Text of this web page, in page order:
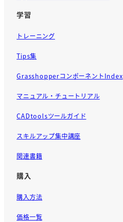
学習
トレーニング
Tips集
GrasshopperコンポーネントIndex
マニュアル・チュートリアル
CADtoolsツールガイド
スキルアップ集中講座
関連書籍
購入
購入方法
価格一覧